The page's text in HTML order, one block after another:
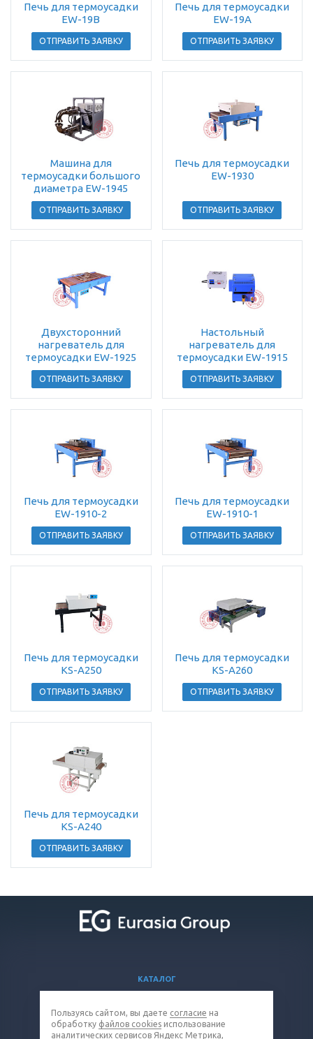
Печь для термоусадки
EW-19B
ОТПРАВИТЬ ЗАЯВКУ
Печь для термоусадки
EW-19A
ОТПРАВИТЬ ЗАЯВКУ
Машина для
термоусадки большого
диаметра EW-1945
ОТПРАВИТЬ ЗАЯВКУ
Печь для термоусадки
EW-1930
ОТПРАВИТЬ ЗАЯВКУ
Двухсторонний
нагреватель для
термоусадки EW-1925
ОТПРАВИТЬ ЗАЯВКУ
Настольный
нагреватель для
термоусадки EW-1915
ОТПРАВИТЬ ЗАЯВКУ
Печь для термоусадки
EW-1910-2
ОТПРАВИТЬ ЗАЯВКУ
Печь для термоусадки
EW-1910-1
ОТПРАВИТЬ ЗАЯВКУ
Печь для термоусадки
KS-A250
ОТПРАВИТЬ ЗАЯВКУ
Печь для термоусадки
KS-A260
ОТПРАВИТЬ ЗАЯВКУ
Печь для термоусадки
KS-A240
ОТПРАВИТЬ ЗАЯВКУ
КАТАЛОГ
КОМПАНИЯ
КОНТАКТЫ
Пользуясь сайтом, вы даете согласие на
обработку файлов cookies использование
аналитических сервисов Яндекс Метрика,